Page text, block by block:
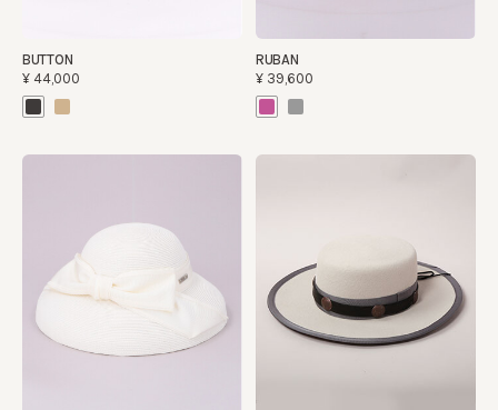
BUTTON
¥44,000
RUBAN
¥39,600